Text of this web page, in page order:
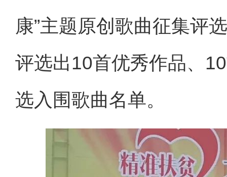
康”主题原创歌曲征集评
评选出10首优秀作品、
选入围歌曲名单。